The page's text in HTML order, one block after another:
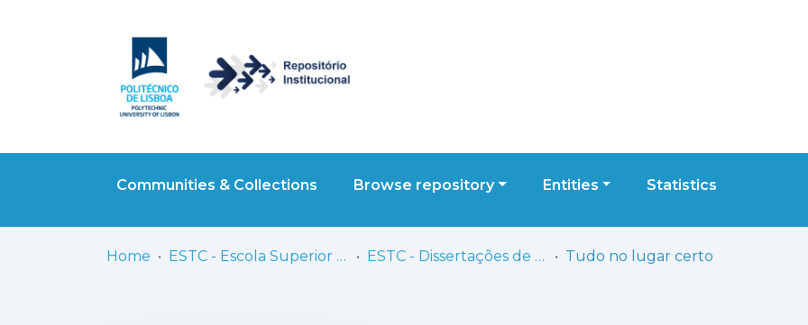
Communities & Collections Browse repository Entities Statistics
Home ESTC - Escola Superior de Teatro e Cinema ESTC - Dissertações de Mestrado Tudo no lugar certo